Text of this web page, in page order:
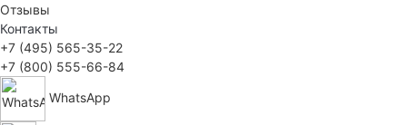
Отзывы
Контакты
+7 (495) 565-35-22
+7 (800) 555-66-84
WhatsApp